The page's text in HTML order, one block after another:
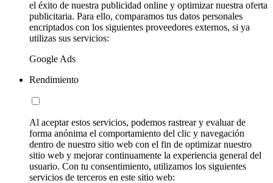
el éxito de nuestra publicidad online y optimizar nuestra oferta
publicitaria. Para ello, comparamos tus datos personales
encriptados con los siguientes proveedores externos, si ya
utilizas sus servicios:
Google Ads
Rendimiento
Al aceptar estos servicios, podemos rastrear y evaluar de
forma anónima el comportamiento del clic y navegación
dentro de nuestro sitio web con el fin de optimizar nuestro
sitio web y mejorar continuamente la experiencia general del
usuario. Con tu consentimiento, utilizamos los siguientes
servicios de terceros en este sitio web: